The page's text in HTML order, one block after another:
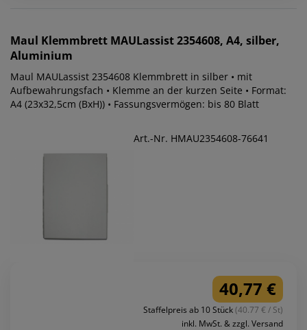
Maul Klemmbrett MAULassist 2354608, A4, silber,
Aluminium
Maul MAULassist 2354608 Klemmbrett in silber • mit
Aufbewahrungsfach • Klemme an der kurzen Seite • Format:
A4 (23x32,5cm (BxH)) • Fassungsvermögen: bis 80 Blatt
Art.-Nr. HMAU2354608-76641
40,77 €
Staffelpreis ab 10 Stück(40.77 € / St)
inkl. MwSt. & zzgl. Versand